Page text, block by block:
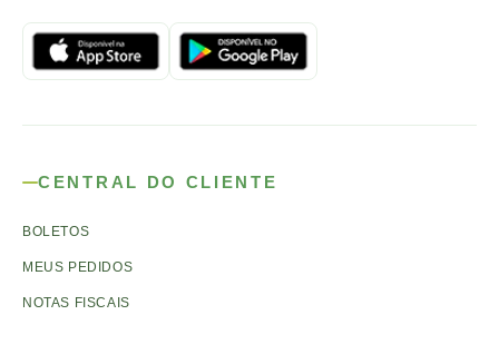
CENTRAL DO CLIENTE
BOLETOS
MEUS PEDIDOS
NOTAS FISCAIS